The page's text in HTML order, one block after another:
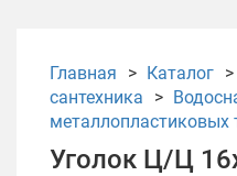
Главная Каталог
сантехника
металлопластиковых
Уголок Ц/Ц